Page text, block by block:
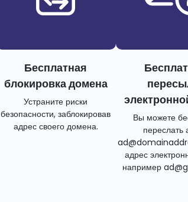
Бесплатная
блокировка домена
Устраните риски
безопасности, заблокировав
адрес своего домена.
Вы можете
переслать
адрес
например